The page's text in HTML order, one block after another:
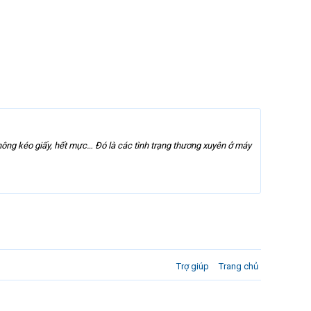
kéo giấy, hết mực… Đó là các tình trạng thương xuyên ở máy
Trợ giúp Trang chủ